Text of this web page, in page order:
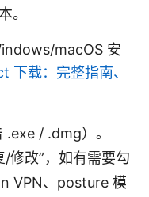
。
macOS 安
载：完整指南、
/ .dmg）。
/修改”，如有需要勾
VPN、posture 模